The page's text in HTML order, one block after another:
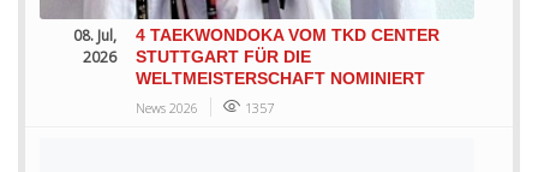
08. Jul,
2026
4 TAEKWONDOKA VOM TKD CENTER
STUTTGART FÜR DIE
WELTMEISTERSCHAFT NOMINIERT
News 2026 1357